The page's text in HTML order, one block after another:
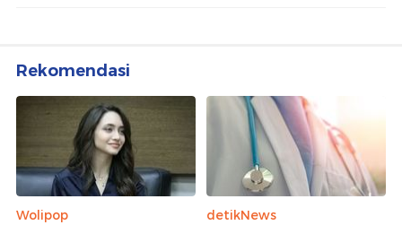
Rekomendasi
Wolipop
detikNews